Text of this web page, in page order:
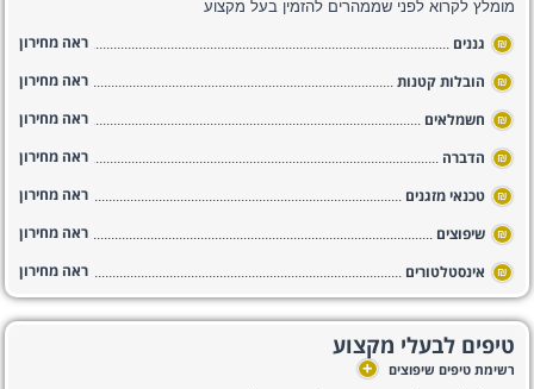
מומלץ לקרוא לפני שממהרים להזמין בעל מקצוע
₪ גננים ראה מחירון
₪ הובלות קטנות ראה מחירון
₪ חשמלאים ראה מחירון
₪ הדברה ראה מחירון
₪ טכנאי מזגנים ראה מחירון
₪ שיפוצים ראה מחירון
₪ אינסטלטורים ראה מחירון
טיפים לבעלי מקצוע
רשימת טיפים שיפוצים +